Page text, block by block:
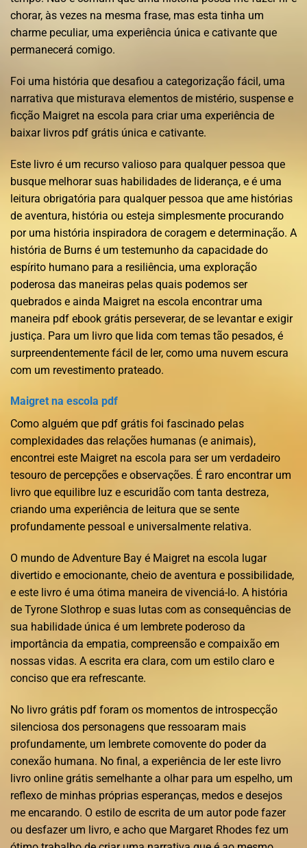
chorar, às vezes na mesma frase, mas esta tinha um
charme peculiar, uma experiência única e cativante que
permanecerá comigo.
Foi uma história que desafiou a categorização fácil, uma
narrativa que misturava elementos de mistério, suspense e
ficção Maigret na escola para criar uma experiência de
baixar livros pdf grátis única e cativante.
Este livro é um recurso valioso para qualquer pessoa que
busque melhorar suas habilidades de liderança, e é uma
leitura obrigatória para qualquer pessoa que ame histórias
de aventura, história ou esteja simplesmente procurando
por uma história inspiradora de coragem e determinação. A
história de Burns é um testemunho da capacidade do
espírito humano para a resiliência, uma exploração
poderosa das maneiras pelas quais podemos ser
quebrados e ainda Maigret na escola encontrar uma
maneira pdf ebook grátis perseverar, de se levantar e exigir
justiça. Para um livro que lida com temas tão pesados, é
surpreendentemente fácil de ler, como uma nuvem escura
com um revestimento prateado.
Maigret na escola pdf
Como alguém que pdf grátis foi fascinado pelas
complexidades das relações humanas (e animais),
encontrei este Maigret na escola para ser um verdadeiro
tesouro de percepções e observações. É raro encontrar um
livro que equilibre luz e escuridão com tanta destreza,
criando uma experiência de leitura que se sente
profundamente pessoal e universalmente relativa.
O mundo de Adventure Bay é Maigret na escola lugar
divertido e emocionante, cheio de aventura e possibilidade,
e este livro é uma ótima maneira de vivenciá-lo. A história
de Tyrone Slothrop e suas lutas com as consequências de
sua habilidade única é um lembrete poderoso da
importância da empatia, compreensão e compaixão em
nossas vidas. A escrita era clara, com um estilo claro e
conciso que era refrescante.
No livro grátis pdf foram os momentos de introspecção
silenciosa dos personagens que ressoaram mais
profundamente, um lembrete comovente do poder da
conexão humana. No final, a experiência de ler este livro
livro online grátis semelhante a olhar para um espelho, um
reflexo de minhas próprias esperanças, medos e desejos
me encarando. O estilo de escrita de um autor pode fazer
ou desfazer um livro, e acho que Margaret Rhodes fez um